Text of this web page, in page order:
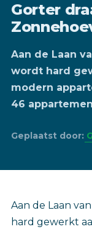
Gorter
Aan de Laan
wordt hard
modern
46
Geplaatst door:
Aan de Laan
hard gewerkt